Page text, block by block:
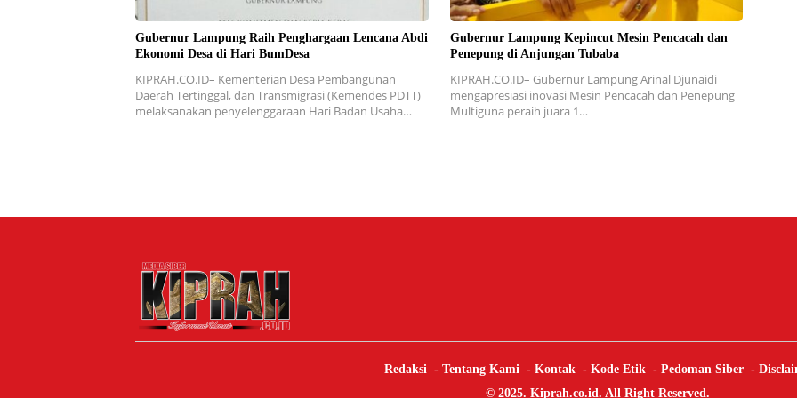
Gubernur Lampung Raih Penghargaan Lencana Abdi
Ekonomi Desa di Hari BumDesa
KIPRAH.CO.ID– Kementerian Desa Pembangunan
Daerah Tertinggal, dan Transmigrasi (Kemendes PDTT)
melaksanakan penyelenggaraan Hari Badan Usaha…
Gubernur Lampung Kepincut Mesin Pencacah dan
Penepung di Anjungan Tubaba
KIPRAH.CO.ID– Gubernur Lampung Arinal Djunaidi
mengapresiasi inovasi Mesin Pencacah dan Penepung
Multiguna peraih juara 1…
Redaksi Tentang Kami Kontak Kode Etik Pedoman Siber
© 2025. Kiprah.co.id. All Right Reserved.